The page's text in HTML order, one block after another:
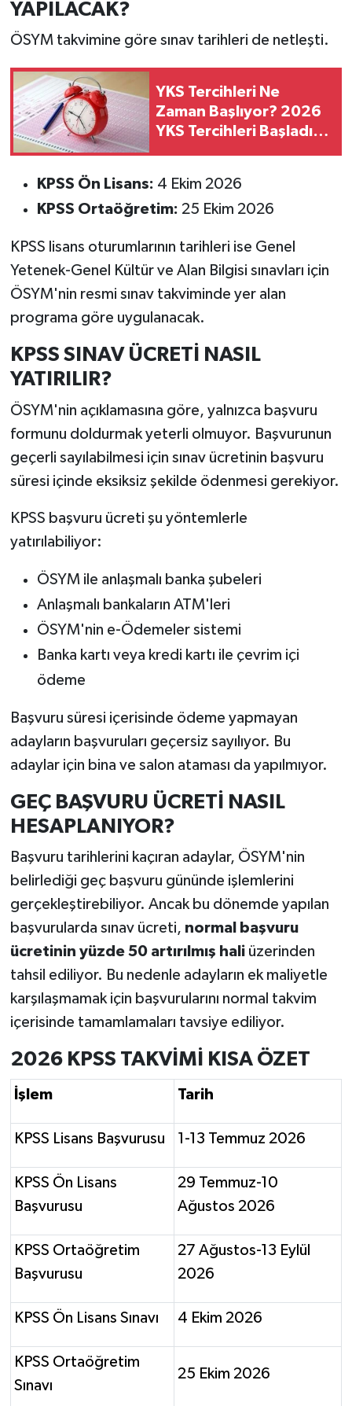
YAPILACAK?
ÖSYM takvimine göre sınav tarihleri de netleşti.
YKS Tercihleri Ne
Zaman Başlıyor? 2026
YKS Tercihleri Başladı
Zaman Bitecek?
KPSS Ön Lisans: 4 Ekim 2026
KPSS Ortaöğretim: 25 Ekim 2026
KPSS lisans oturumlarının tarihleri ise Genel
Yetenek-Genel Kültür ve Alan Bilgisi sınavları için
ÖSYM'nin resmi sınav takviminde yer alan
programa göre uygulanacak.
KPSS SINAV ÜCRETİ NASIL
YATIRILIR?
ÖSYM'nin açıklamasına göre, yalnızca başvuru
formunu doldurmak yeterli olmuyor. Başvurunun
geçerli sayılabilmesi için sınav ücretinin başvuru
süresi içinde eksiksiz şekilde ödenmesi gerekiyor.
KPSS başvuru ücreti şu yöntemlerle
yatırılabiliyor:
ÖSYM ile anlaşmalı banka şubeleri
Anlaşmalı bankaların ATM'leri
ÖSYM'nin e-Ödemeler sistemi
Banka kartı veya kredi kartı ile çevrim içi
ödeme
Başvuru süresi içerisinde ödeme yapmayan
adayların başvuruları geçersiz sayılıyor. Bu
adaylar için bina ve salon ataması da yapılmıyor.
GEÇ BAŞVURU ÜCRETİ NASIL
HESAPLANIYOR?
Başvuru tarihlerini kaçıran adaylar, ÖSYM'nin
belirlediği geç başvuru gününde işlemlerini
gerçekleştirebiliyor. Ancak bu dönemde yapılan
başvurularda sınav ücreti, normal başvuru
ücretinin yüzde 50 artırılmış haliüzerinden
tahsil ediliyor. Bu nedenle adayların ek maliyetle
karşılaşmamak için başvurularını normal takvim
içerisinde tamamlamaları tavsiye ediliyor.
2026 KPSS TAKVİMİ KISA ÖZET
İşlem Tarih
KPSS Lisans Başvurusu 1-13 Temmuz 2026
KPSS Ön Lisans
Başvurusu
29 Temmuz-10
Ağustos 2026
KPSS Ortaöğretim
Başvurusu
27 Ağustos-13 Eylül
2026
KPSS Ön Lisans Sınavı 4 Ekim 2026
KPSS Ortaöğretim
Sınavı
25 Ekim 2026